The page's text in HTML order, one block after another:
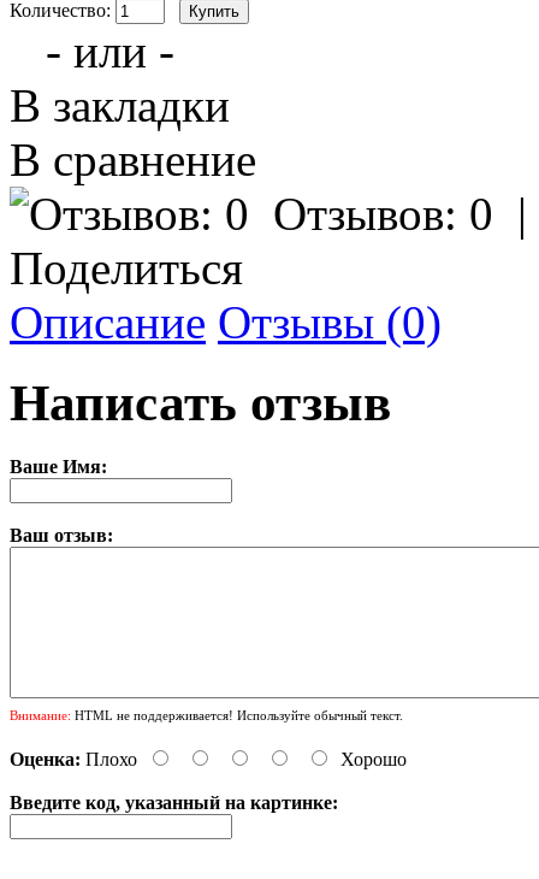
Количество:
- или -
В закладки
В сравнение
Отзывов: 0
Поделиться
Описание Отзывы (0)
Написать отзыв
Ваше Имя:
Ваш отзыв:
Внимание: HTML не поддерживается! Используйте обычный текст.
Оценка: Плохо Хорошо
Введите код, указанный на картинке: